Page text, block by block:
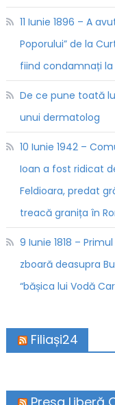
11 Iunie 1896 – A
Poporului” de la
fiind condamnați
De ce pune toată
unui dermatolog
10 Iunie 1942 –
Ioan a fost ridicat
Feldioara, predat
treacă granița în
9 Iunie 1818 –
zboară deasupra
“bășica lui Vodă
Filiași24